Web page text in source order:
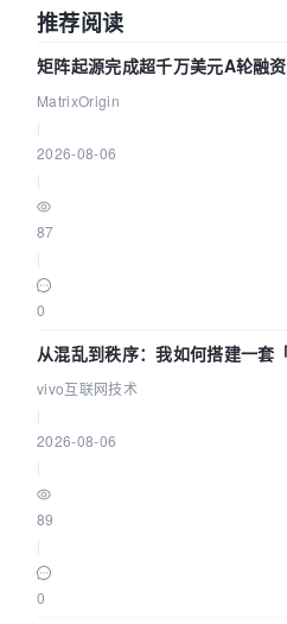
推荐阅读
矩阵起源完成超千万美元A轮融
押注企业级AI基础设施赛道
MatrixOrigin
2026-08-06
87
0
从混乱到秩序：我如何搭建一套
体系
vivo互联网技术
2026-08-06
89
0